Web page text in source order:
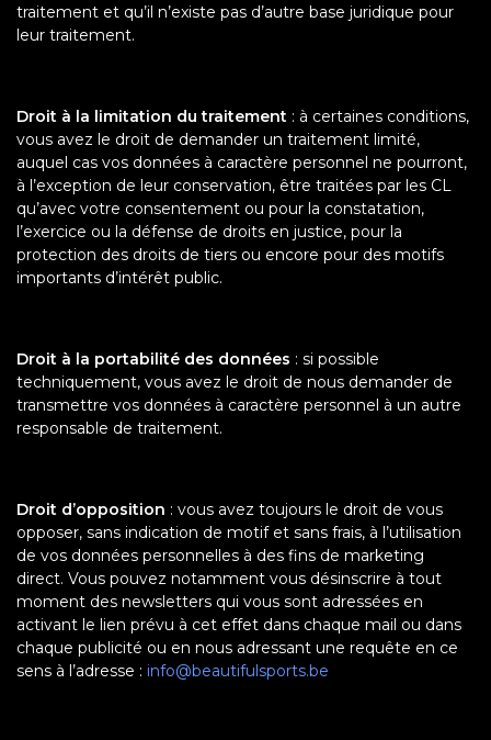
traitement et qu’il n’existe pas d’autre base juridique pour
leur traitement.
Droit à la limitation du traitement : à certaines conditions,
vous avez le droit de demander un traitement limité,
auquel cas vos données à caractère personnel ne pourront,
à l’exception de leur conservation, être traitées par les CL
qu’avec votre consentement ou pour la constatation,
l’exercice ou la défense de droits en justice, pour la
protection des droits de tiers ou encore pour des motifs
importants d’intérêt public.
Droit à la portabilité des données : si possible
techniquement, vous avez le droit de nous demander de
transmettre vos données à caractère personnel à un autre
responsable de traitement.
Droit d’opposition : vous avez toujours le droit de vous
opposer, sans indication de motif et sans frais, à l’utilisation
de vos données personnelles à des fins de marketing
direct. Vous pouvez notamment vous désinscrire à tout
moment des newsletters qui vous sont adressées en
activant le lien prévu à cet effet dans chaque mail ou dans
chaque publicité ou en nous adressant une requête en ce
sens à l’adresse : info@beautifulsports.be